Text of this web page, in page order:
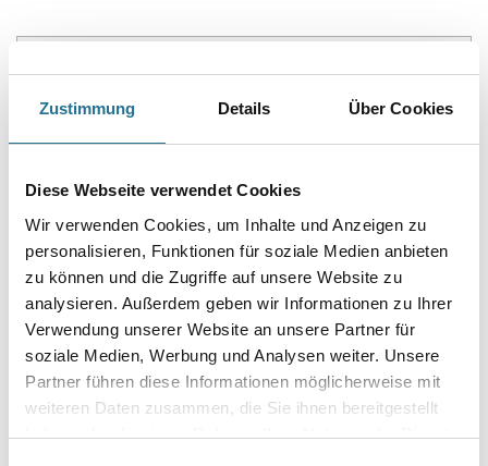
Zustimmung Details Über Cookies
Diese Webseite verwendet Cookies
Wir verwenden Cookies, um Inhalte und Anzeigen zu
personalisieren, Funktionen für soziale Medien anbieten
zu können und die Zugriffe auf unsere Website zu
analysieren. Außerdem geben wir Informationen zu Ihrer
Verwendung unserer Website an unsere Partner für
soziale Medien, Werbung und Analysen weiter. Unsere
Partner führen diese Informationen möglicherweise mit
weiteren Daten zusammen, die Sie ihnen bereitgestellt
haben oder die sie im Rahmen Ihrer Nutzung der Dienste
Produkteigenschaft
`- Belagsart: Designbelag
- Gesamtstärke: 2,5 mm
- Nutzschicht: 0,55 mm
- Nutzungsklasse: 23 / 33 / 42
- Oberflächenvergütung: Duraspect TM-Ultramatt
- Brandverhalten: Bfl-s1
- Rutschhemmung: DS R10
- Trittschalldämmung: 3 dB
- Fußbodenheizung: Geeignet für alle herkömmlichen
Warmwasser-Fußbodenheizungen und geregelten elektrischen
Systemen bis zu
einer Oberflächentemperatur von 27 ºC !